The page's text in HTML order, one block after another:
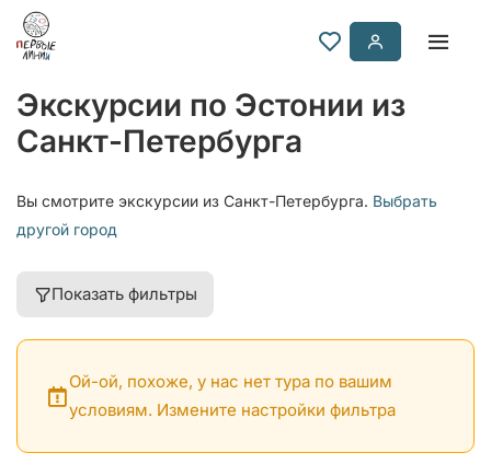
Экскурсии по Эстонии из
Санкт-Петербурга
Вы смотрите экскурсии из Санкт-Петербурга. Выбрать
другой город
Показать фильтры
Ой-ой, похоже, у нас нет тура по вашим
условиям. Измените настройки фильтра